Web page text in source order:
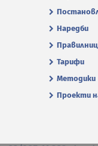
Наредби
Тарифи
Методики
Проекти